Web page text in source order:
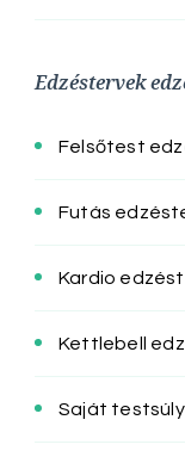
Edzéstervek
Felsőtest
Futás
Kardio
Kettlebell
Saját